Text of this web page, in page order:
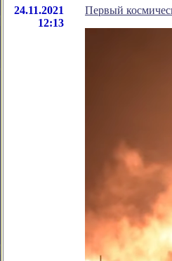
24.11.2021
12:13
Первый